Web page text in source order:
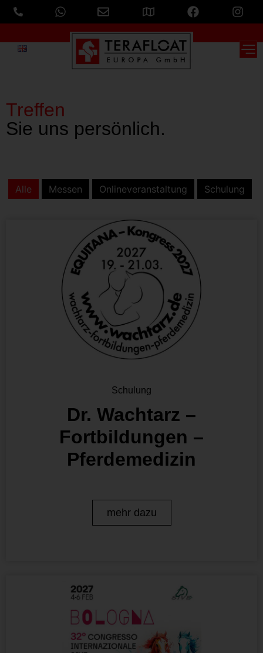
Treffen
Sie uns persönlich.
Alle Messen Onlineveranstaltung Schulung
Schulung
Dr. Wachtarz –
Fortbildungen –
Pferdemedizin
mehr dazu